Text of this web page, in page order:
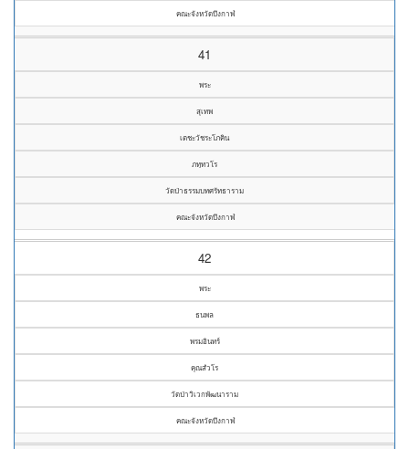
คณะจังหวัดบึงกาฬ
41
พระ
สุเทพ
เตชะวัชระโภคิน
ภทฺทวโร
วัดป่าธรรมบทศรัทธาราม
คณะจังหวัดบึงกาฬ
42
พระ
ธนพล
พรมอินทร์
คุณสํวโร
วัดป่าวิเวกพัฒนาราม
คณะจังหวัดบึงกาฬ